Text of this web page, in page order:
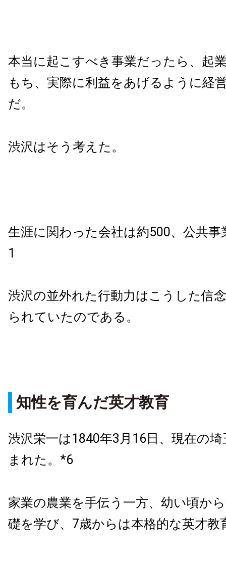
本当に起こすべき事業だったら、起
もち、実際に利益をあげるように経
だ。
渋沢はそう考えた。
生涯に関わった会社は約500、公共
1
渋沢の並外れた行動力はこうした信
られていたのである。
知性を育んだ英才教育
渋沢栄一は1840年3月16日、現在の
まれた。*6
家業の農業を手伝う一方、幼い頃か
礎を学び、7歳からは本格的な英才教